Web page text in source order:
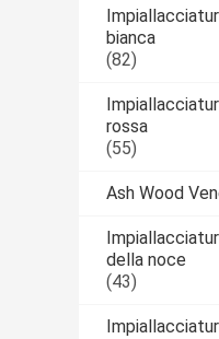
bianca
(82)
rossa
(55)
Ash Wood
della noce
(43)